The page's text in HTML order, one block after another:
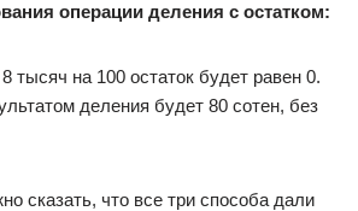
операции деления с остатком:
тысяч на 100 остаток будет равен 0.
деления будет 80 сотен, без
сказать, что все три способа дали